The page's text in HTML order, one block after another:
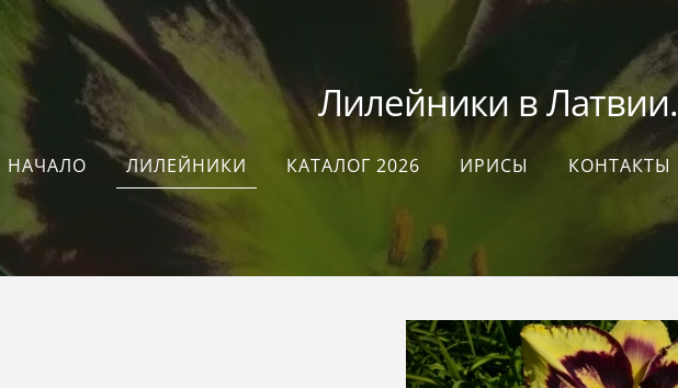
Лилейники в Латвии.
НАЧАЛО ЛИЛЕЙНИКИ КАТАЛОГ 2026 ИРИСЫ КОНТАКТЫ